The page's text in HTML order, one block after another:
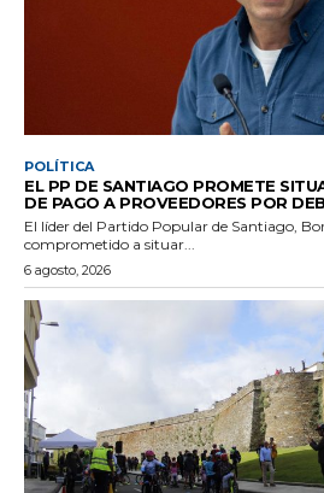
POLÍTICA
EL PP DE SANTIAGO PROMETE
DE PAGO A PROVEEDORES POR
El líder del Partido Popular de Santiago,
comprometido a situar...
6 agosto, 2026